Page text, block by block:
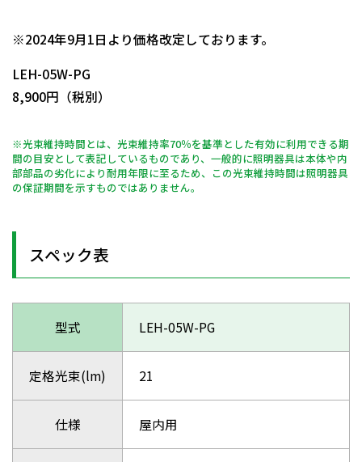
※2024年9月1日より価格改定しております。
LEH-05W-PG
8,900円（税別）
※光束維持時間とは、光束維持率70％を基準とした有効に利用できる期
間の目安として表記しているものであり、一般的に照明器具は本体や内
部部品の劣化により耐用年限に至るため、この光束維持時間は照明器具
の保証期間を示すものではありません。
スペック表
型式 LEH-05W-PG
定格光束(lm) 21
仕様 屋内用